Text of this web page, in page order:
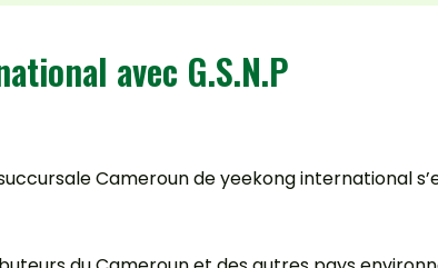
avec G.S.N.P
Cameroun de yeekong international